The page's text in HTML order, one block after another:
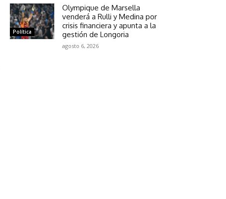
Política
Olympique de Marsella
venderá a Rulli y Medina por
crisis financiera y apunta a la
gestión de Longoria
agosto 6, 2026